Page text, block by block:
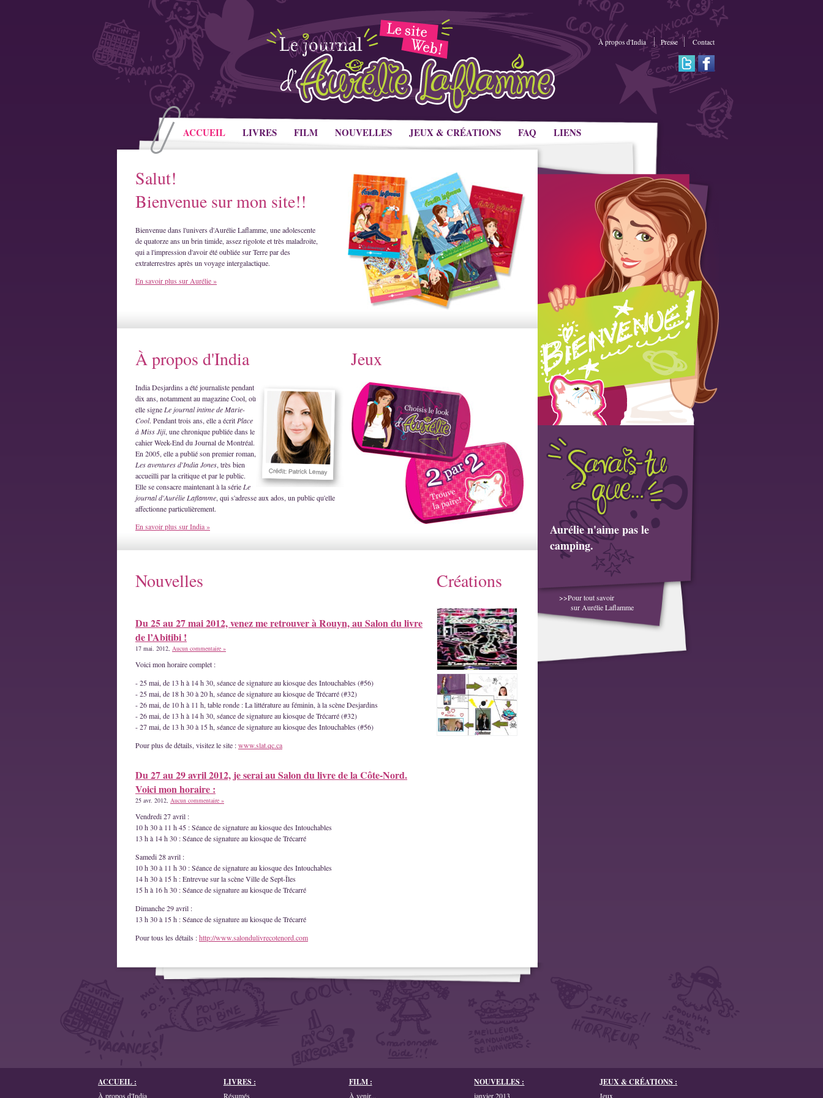
ACCUEIL LIVRES FILM NOUVELLES JEUX & CRÉATIONS FAQ LIENS
À propos d'India Presse Contact
Salut!
Bienvenue sur mon site!!
Bienvenue dans l'univers d'Aurélie Laflamme, une adolescente
de quatorze ans un brin timide, assez rigolote et très maladroite,
qui a l'impression d'avoir été oubliée sur Terre par des
extraterrestres après un voyage intergalactique.
En savoir plus sur Aurélie »
À propos d'India
India Desjardins a été journaliste pendant
dix ans, notamment au magazine Cool, où
elle signe Le journal intime de Marie-
Cool. Pendant trois ans, elle a écrit Place
à Miss Jiji, une chronique publiée dans le
cahier Week-End du Journal de Montréal.
En 2005, elle a publié son premier roman,
Les aventures d'India Jones, très bien
accueilli par la critique et par le public.
Elle se consacre maintenant à la série Le
journal d'Aurélie Laflamme, qui s'adresse aux ados, un public qu'elle
affectionne particulièrement.
En savoir plus sur India »
Jeux
Nouvelles
Du 25 au 27 mai 2012, venez me retrouver à Rouyn, au Salon du livre
de l’Abitibi !
17 mai. 2012, Aucun commentaire »
Voici mon horaire complet :
- 25 mai, de 13 h à 14 h 30, séance de signature au kiosque des Intouchables (#56)
- 25 mai, de 18 h 30 à 20 h, séance de signature au kiosque de Trécarré (#32)
- 26 mai, de 10 h à 11 h, table ronde : La littérature au féminin, à la scène Desjardins
- 26 mai, de 13 h à 14 h 30, séance de signature au kiosque de Trécarré (#32)
- 27 mai, de 13 h 30 à 15 h, séance de signature au kiosque des Intouchables (#56)
Pour plus de détails, visitez le site :www.slat.qc.ca
Du 27 au 29 avril 2012, je serai au Salon du livre de la Côte-Nord.
Voici mon horaire :
25 avr. 2012, Aucun commentaire »
Vendredi 27 avril :
10 h 30 à 11 h 45 : Séance de signature au kiosque des Intouchables
13 h à 14 h 30 : Séance de signature au kiosque de Trécarré
Samedi 28 avril :
10 h 30 à 11 h 30 : Séance de signature au kiosque des Intouchables
14 h 30 à 15 h : Entrevue sur la scène Ville de Sept-Îles
15 h à 16 h 30 : Séance de signature au kiosque de Trécarré
Dimanche 29 avril :
13 h 30 à 15 h : Séance de signature au kiosque de Trécarré
Pour tous les détails :http://www.salondulivrecotenord.com
Créations
Aurélie n'aime pas le
camping.
>>Pour tout savoir
sur Aurélie Laflamme
ACCUEIL :
À propos d'India
LIVRES :
Résumés
FILM :
À venir...
NOUVELLES :
janvier 2013
JEUX & CRÉATIONS :
Jeux